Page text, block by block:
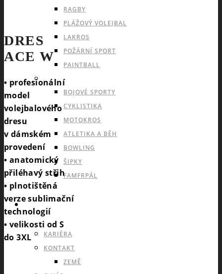
RAGBY
PLÁŽOVÝ VOLEJBAL
LAKROS
POŽÁRNÍ SPORT
PAINTBALL
INDIVIDUÁLNÍ A OSTATNÍ SPORTY
BOJOVÉ SPORTY
CYKLISTIKA
MOTOKROS
ATLETIKA A BĚH
BOWLING
ŠIPKY
FAMFRPÁL
INFO
KARIÉRA
KONTAKT
ZEMĚ
DRES
ACE W
• profesionální
model
volejbalového
dresu
v dámském
provedení
• anatomický
přiléhavý střih
• plnotištěná
verze sublimační
technologií
• velikosti od S
do 3XL